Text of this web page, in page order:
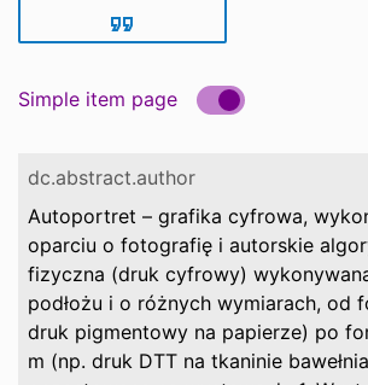
Simple item page
dc.abstract.author
Autoportret – grafika cyfrowa,
oparciu o fotografię i autorskie
fizyczna (druk cyfrowy)
podłożu i o różnych wymiarach, od
druk pigmentowy na papierze) po
m (np. druk DTT na tkaninie